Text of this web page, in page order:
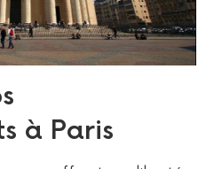
à Paris